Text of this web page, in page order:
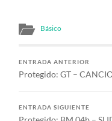
Básico
ENTRADA ANTERIOR
Protegido: GT –
ENTRADA SIGUIENTE